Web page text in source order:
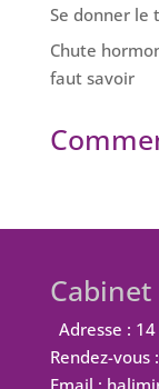
Se donner le
Chute
faut savoir
Adresse :
Rendez-vous
Email :